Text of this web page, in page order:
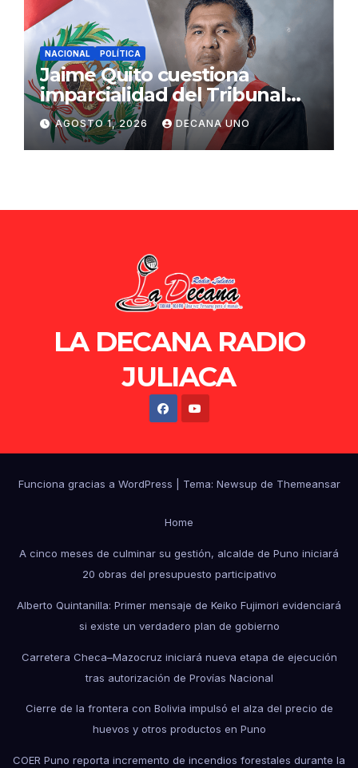
NACIONAL POLÍTICA
Jaime Quito cuestiona
imparcialidad del Tribunal
Constitucional tras liberación
de Ollanta Humala
AGOSTO 1, 2026 DECANA UNO
LA DECANA RADIO
JULIACA
Funciona gracias a WordPress Tema: Newsup de Themeansar
Home
A cinco meses de culminar su gestión, alcalde de Puno iniciará
20 obras del presupuesto participativo
Alberto Quintanilla: Primer mensaje de Keiko Fujimori evidenciará
si existe un verdadero plan de gobierno
Carretera Checa–Mazocruz iniciará nueva etapa de ejecución
tras autorización de Provías Nacional
Cierre de la frontera con Bolivia impulsó el alza del precio de
huevos y otros productos en Puno
COER Puno reporta incremento de incendios forestales durante la